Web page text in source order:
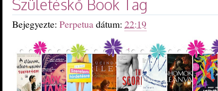
Születéskő Book Tag
Bejegyezte: Perpetuadátum: 22:19